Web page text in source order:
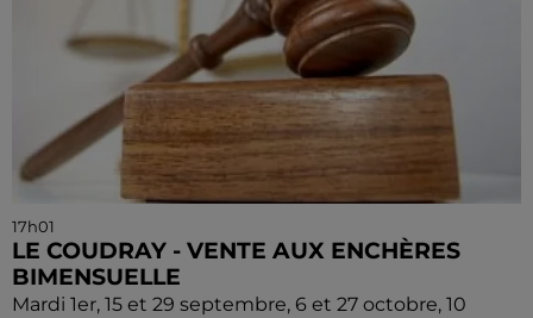
17h01
LE COUDRAY - VENTE AUX ENCHÈRES
BIMENSUELLE
Mardi 1er, 15 et 29 septembre, 6 et 27 octobre, 10